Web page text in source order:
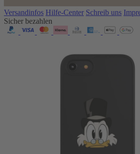
Versandinfos Hilfe-Center Schreib uns
Sicher bezahlen